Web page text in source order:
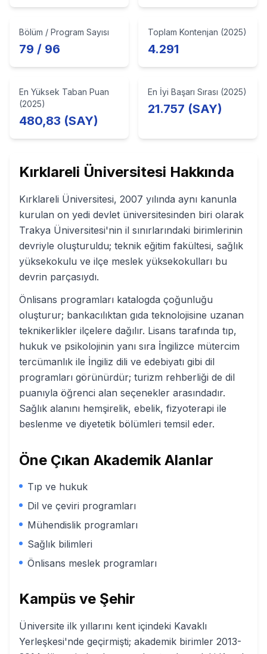
Bölüm / Program Sayısı
79 / 96
Toplam Kontenjan (2025)
4.291
En Yüksek Taban Puan
(2025)
480,83 (SAY)
En İyi Başarı Sırası (2025)
21.757 (SAY)
Kırklareli Üniversitesi Hakkında
Kırklareli Üniversitesi, 2007 yılında aynı kanunla
kurulan on yedi devlet üniversitesinden biri olarak
Trakya Üniversitesi'nin il sınırlarındaki birimlerinin
devriyle oluşturuldu; teknik eğitim fakültesi, sağlık
yüksekokulu ve ilçe meslek yüksekokulları bu
devrin parçasıydı.
Önlisans programları katalogda çoğunluğu
oluşturur; bankacılıktan gıda teknolojisine uzanan
teknikerlikler ilçelere dağılır. Lisans tarafında tıp,
hukuk ve psikolojinin yanı sıra İngilizce mütercim
tercümanlık ile İngiliz dili ve edebiyatı gibi dil
programları görünürdür; turizm rehberliği de dil
puanıyla öğrenci alan seçenekler arasındadır.
Sağlık alanını hemşirelik, ebelik, fizyoterapi ile
beslenme ve diyetetik bölümleri temsil eder.
Öne Çıkan Akademik Alanlar
Tıp ve hukuk
Dil ve çeviri programları
Mühendislik programları
Sağlık bilimleri
Önlisans meslek programları
Kampüs ve Şehir
Üniversite ilk yıllarını kent içindeki Kavaklı
Yerleşkesi'nde geçirmişti; akademik birimler 2013-